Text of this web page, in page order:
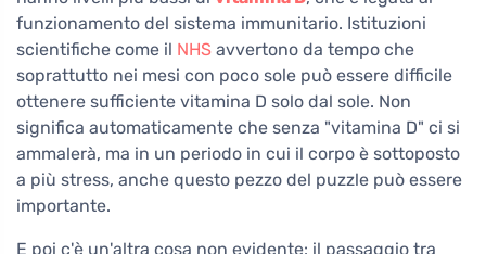
funzionamento del sistema immunitario. Istituzioni
scientifiche come il NHS avvertono da tempo che
soprattutto nei mesi con poco sole può essere difficile
ottenere sufficiente vitamina D solo dal sole. Non
significa automaticamente che senza "vitamina D" ci si
ammalerà, ma in un periodo in cui il corpo è sottoposto
a più stress, anche questo pezzo del puzzle può essere
importante.
E poi c'è un'altra cosa non evidente: il passaggio tra